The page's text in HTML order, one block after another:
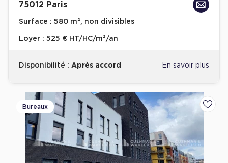
75012 Paris
Surface : 580 m², non divisibles
Loyer : 525 € HT/HC/m²/an
Disponibilité : Après accord En savoir plus
Bureaux